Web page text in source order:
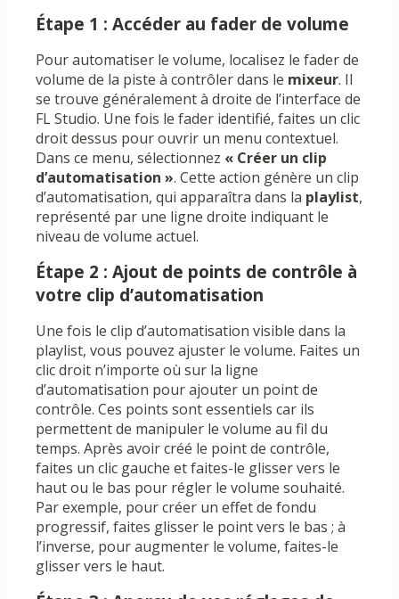
Étape 1 : Accéder au fader de volume
Pour automatiser le volume, localisez le fader de
volume de la piste à contrôler dans le mixeur. Il
se trouve généralement à droite de l’interface de
FL Studio. Une fois le fader identifié, faites un clic
droit dessus pour ouvrir un menu contextuel.
Dans ce menu, sélectionnez « Créer un clip
d’automatisation ». Cette action génère un clip
d’automatisation, qui apparaîtra dans la playlist,
représenté par une ligne droite indiquant le
niveau de volume actuel.
Étape 2 : Ajout de points de contrôle à
votre clip d’automatisation
Une fois le clip d’automatisation visible dans la
playlist, vous pouvez ajuster le volume. Faites un
clic droit n’importe où sur la ligne
d’automatisation pour ajouter un point de
contrôle. Ces points sont essentiels car ils
permettent de manipuler le volume au fil du
temps. Après avoir créé le point de contrôle,
faites un clic gauche et faites-le glisser vers le
haut ou le bas pour régler le volume souhaité.
Par exemple, pour créer un effet de fondu
progressif, faites glisser le point vers le bas ; à
l’inverse, pour augmenter le volume, faites-le
glisser vers le haut.